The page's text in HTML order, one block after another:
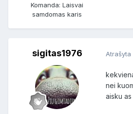
Komanda: Laisvai
samdomas karis
sigitas1976 Atrašyta
nei
aisku